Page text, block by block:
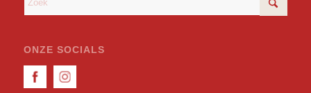
ONZE SOCIALS